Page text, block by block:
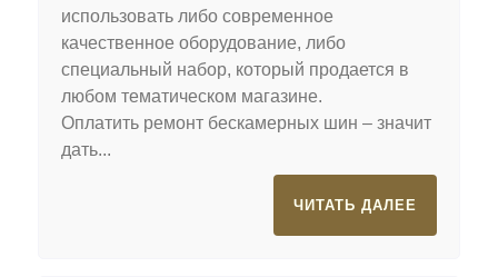
использовать либо современное
качественное оборудование, либо
специальный набор, который продается в
любом тематическом магазине.
Оплатить ремонт бескамерных шин – значит
дать...
ЧИТАТЬ ДАЛЕЕ